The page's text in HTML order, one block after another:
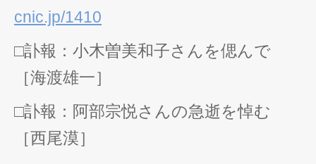
cnic.jp/1410
□訃報：小木曽美和子さんを偲んで
［海渡雄一］
□訃報：阿部宗悦さんの急逝を悼む
［西尾漠］